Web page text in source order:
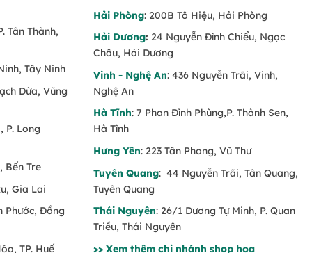
Tân Thành,
Tây Ninh
Dừa, Vũng
P. Long
Bến Tre
Gia Lai
Phước, Đồng
TP. Huế
Hải Phòng: 200B Tô Hiệu, Hải Phòng
Hải Dương: 24 Nguyễn Đình Chiểu, Ngọc
Châu, Hải Dương
Vinh - Nghệ An: 436 Nguyễn Trãi, Vinh,
Nghệ An
Hà Tĩnh: 7 Phan Đình Phùng,P. Thành Sen,
Hà Tĩnh
Hưng Yên: 223 Tân Phong, Vũ Thư
Tuyên Quang: 44 Nguyễn Trãi, Tân Quang,
Tuyên Quang
Thái Nguyên: 26/1 Dương Tự Minh, P. Quan
Triều, Thái Nguyên
>> Xem thêm chi nhánh shop hoa